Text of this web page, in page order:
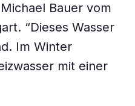
Bauer vom
“Dieses Wasser
Im Winter
mit einer